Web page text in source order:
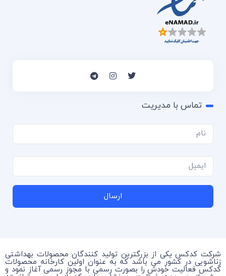
تماس با مدیریت
ارسال
شرکت کدکس یکی از بزرگترین تولید کنندگان محصولات بهداشتی
زناشویی در کشور می باشد که به عنوان اولین کارخانه محصولات
کدکس فعالیت خودش را بصورت رسمی با مجوز رسمی آغاز نمود و